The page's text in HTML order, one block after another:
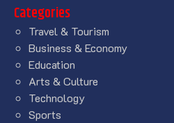
Categories
Travel & Tourism
Business & Economy
Education
Arts & Culture
Technology
Sports